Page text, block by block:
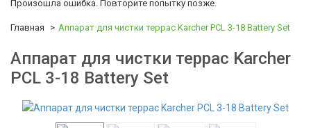
Произошла ошибка. Повторите попытку позже.
Главная Аппарат для чистки террас Karcher PCL 3-18 Battery Set
Аппарат для чистки террас Karcher
PCL 3-18 Battery Set